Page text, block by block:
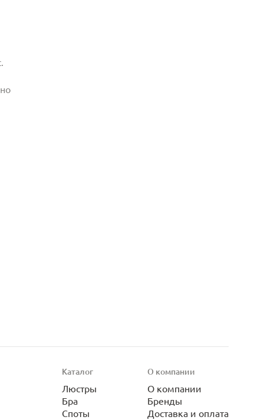
Каталог
Люстры
Бра
Споты
О компании
О компании
Бренды
Доставка и оплата